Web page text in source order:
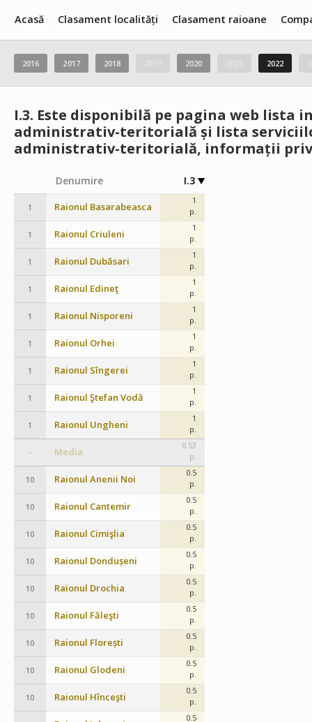
Acasă Clasament localități Clasament raioane
2016 2017 2018 2020 2022
I.3. Este disponibilă pe pagina web
administrativ-teritorială și lista
administrativ-teritorială, informații
Denumire I.3
1 Raionul Basarabeasca
1
p.
1 Raionul Criuleni
1
p.
1 Raionul Dubăsari
1
p.
1 Raionul Edineţ
1
p.
1 Raionul Nisporeni
1
p.
1 Raionul Orhei
1
p.
1 Raionul Sîngerei
1
p.
1 Raionul Ştefan Vodă
1
p.
1 Raionul Ungheni
1
p.
– Media
0.53
p.
10 Raionul Anenii Noi
0.5
p.
10 Raionul Cantemir
0.5
p.
10 Raionul Cimişlia
0.5
p.
10 Raionul Dondușeni
0.5
p.
10 Raionul Drochia
0.5
p.
10 Raionul Făleşti
0.5
p.
10 Raionul Florești
0.5
p.
10 Raionul Glodeni
0.5
p.
10 Raionul Hînceşti
0.5
p.
0.5